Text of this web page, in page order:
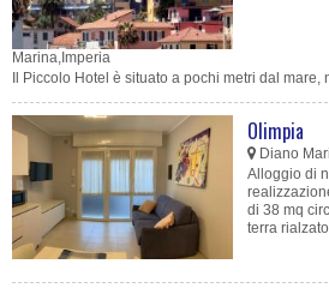
Marina,Imperia
Il Piccolo Hotel è situato a pochi metri dal mare,
Olimpia
Diano
Alloggio di
di 38 mq
terra